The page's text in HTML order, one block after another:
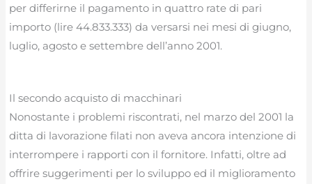
per differirne il pagamento in quattro rate di pari
importo (lire 44.833.333) da versarsi nei mesi di giugno,
luglio, agosto e settembre dell’anno 2001.
Il secondo acquisto di macchinari
Nonostante i problemi riscontrati, nel marzo del 2001 la
ditta di lavorazione filati non aveva ancora intenzione di
interrompere i rapporti con il fornitore. Infatti, oltre ad
offrire suggerimenti per lo sviluppo ed il miglioramento